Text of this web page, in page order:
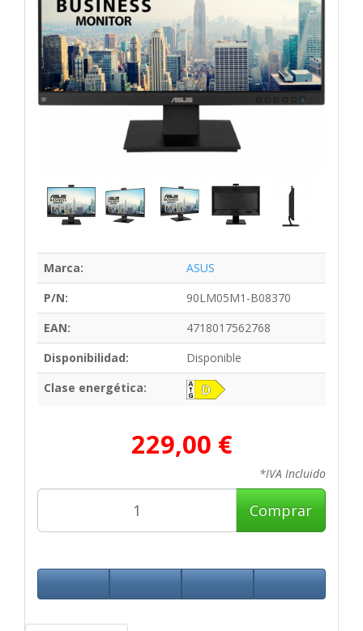
Marca:
ASUS
P/N:
90LM05M1-B08370
EAN:
4718017562768
Disponibilidad:
Disponible
Clase energética:
229,00 €
*IVA Incluido
Comprar